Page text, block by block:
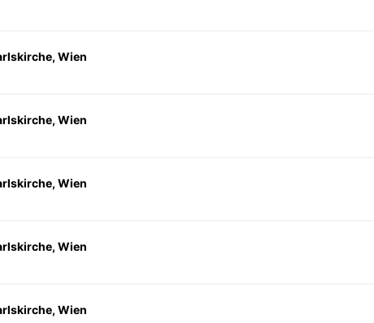
Wien
Wien
Wien
Wien
Wien